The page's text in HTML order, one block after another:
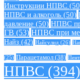
Инструкции НПВС
НПВС и алкоголь (50)
давление (50) НПВС
ГВ (53) НПВС при
Найз (42) Найсулид (26)
(25) Парацетамол (38)
НПВС (394)